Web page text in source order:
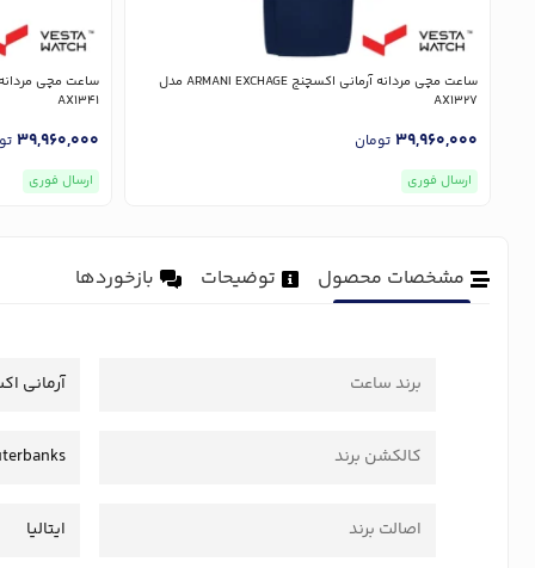
ساعت مچی مردانه آرمانی اکسچنج ARMANI EXCHAGE مدل
AX1327
39,960,000 تومان
ارسال فوری
AX1341
39,960,000
ارسال فوری
مشخصات محصول توضیحات بازخوردها
برند ساعت آرمانی
کالکشن برند
اصالت برند ایتالیا